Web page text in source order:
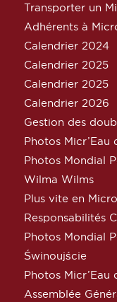
Transporter un
Adhérents à
Calendrier 2024
Calendrier 2025
Calendrier 2025
Calendrier 2026
Gestion des
Photos Micr’Eau
Photos Mondial
Wilma Wilms
Plus vite en
Responsabilités
Photos Mondial
Świnoujście
Photos Micr’Eau
Assemblée